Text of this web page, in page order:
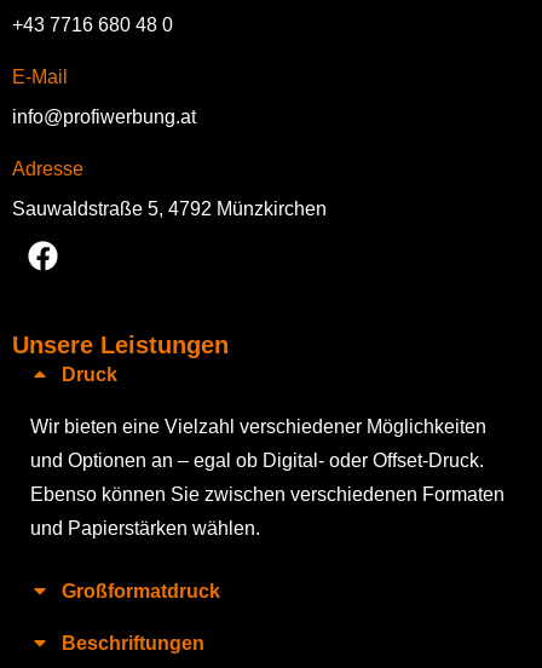
+43 7716 680 48 0
E-Mail
info@profiwerbung.at
Adresse
Sauwaldstraße 5, 4792 Münzkirchen
Unsere Leistungen
Druck
Wir bieten eine Vielzahl verschiedener Möglichkeiten
und Optionen an – egal ob Digital- oder Offset-Druck.
Ebenso können Sie zwischen verschiedenen Formaten
und Papierstärken wählen.
Großformatdruck
Beschriftungen